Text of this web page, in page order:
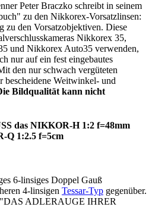
Peter Braczko schreibt in seinem
zu den Nikkorex-Vorsatzlinsen:
den Vorsatzobjektiven. Diese
Nikkorex 35,
und Nikkorex Auto35 verwenden,
nur auf ein fest eingebautes
den nur schwach vergüteten
bescheidene Weitwinkel- und
Bildqualität kann nicht
das NIKKOR-H 1:2 f=48mm
Q 1:2.5 f=5cm
6-linsiges Doppel Gauß
4-linsigen Tessar-Typ gegenüber.
"DAS ADLERAUGE IHRER